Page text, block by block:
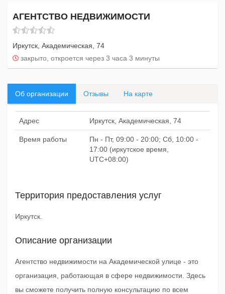
АГЕНТСТВО НЕДВИЖИМОСТИ
Иркутск, Академическая, 74
закрыто, откроется через 3 часа 3 минуты
Об организации Отзывы На карте
Адрес Иркутск, Академическая, 74
Время работы
Пн - Пт, 09:00 - 20:00; Сб, 10:00 -
17:00 (иркутское время,
UTC+08:00)
Территория предоставления услуг
Иркутск.
Описание организации
Агентство недвижимости на Академической улице - это
организация, работающая в сфере недвижимости. Здесь
вы сможете получить полную консультацию по всем